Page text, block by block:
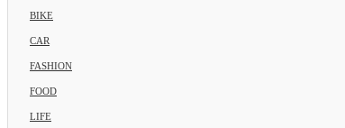
BIKE
CAR
FASHION
FOOD
LIFE